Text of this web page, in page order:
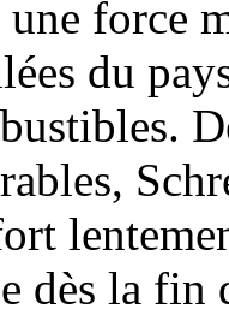
force
du
dès la fin